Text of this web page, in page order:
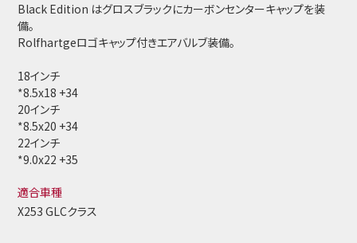
Black Edition はグロスブラックにカーボンセンターキャップを装
備。
Rolfhartgeロゴキャップ付きエアバルブ装備。
18インチ
*8.5x18 +34
20インチ
*8.5x20 +34
22インチ
*9.0x22 +35
適合車種
X253 GLCクラス